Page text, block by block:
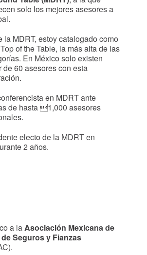
solo los mejores asesores a
la MDRT, estoy catalogado como
Top of the Table, la más alta de las
En México solo existen
de 60 asesores con esta
en MDRT ante
de hasta 1,000 asesores
electo de la MDRT en
2 años.
a laAsociación Mexicana de
Segurosy Fianzas